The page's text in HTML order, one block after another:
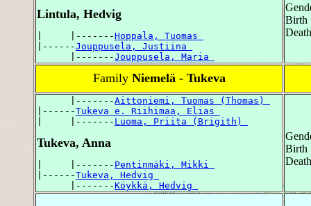
Lintula, Hedvig
|     |-------Hoppala, Tuomas
|------Jouppusela, Justiina
      |-------
Jouppusela, Maria
Birth
Family Niemelä - Tukeva
      |-------
Aittoniemi, Tuomas (Thomas)
|------Tukeva e. Riihimaa, Elias
|     |------- Luoma, Priita (Brigith)
Tukeva, Anna
|     |------- Pentinmäki, Mikki
|------Tukeva, Hedvig
      |-------
Köykkä, Hedvig
Birth